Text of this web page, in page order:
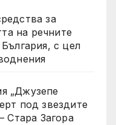
за
на речните
с цел
„Джузепе
под звездите
Стара Загора